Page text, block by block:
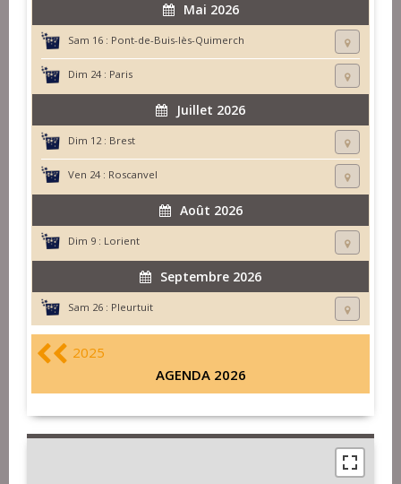
Mai 2026
Sam 16 : Pont-de-Buis-lès-Quimerch
Dim 24 : Paris
Juillet 2026
Dim 12 : Brest
Ven 24 : Roscanvel
Août 2026
Dim 9 : Lorient
Septembre 2026
Sam 26 : Pleurtuit
2025
AGENDA 2026